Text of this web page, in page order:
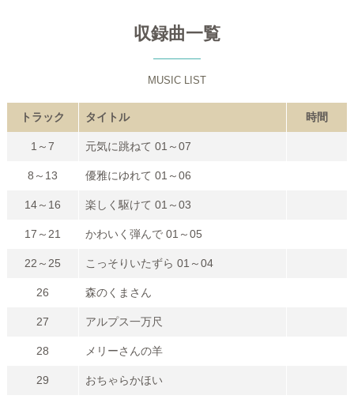
収録曲一覧
MUSIC LIST
トラック タイトル 時間
1～7 元気に跳ねて 01～07
8～13 優雅にゆれて 01～06
14～16 楽しく駆けて 01～03
17～21 かわいく弾んで 01～05
22～25 こっそりいたずら 01～04
26 森のくまさん
27 アルプス一万尺
28 メリーさんの羊
29 おちゃらかほい